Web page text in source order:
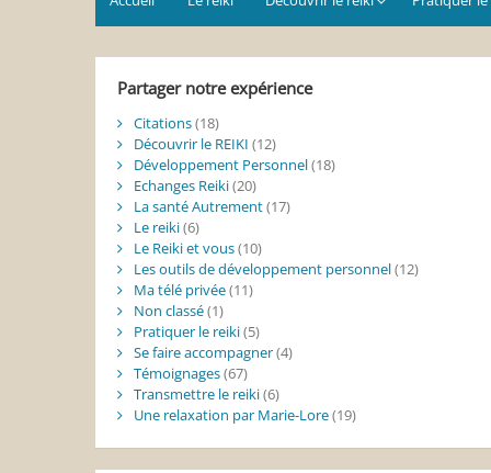
Partager notre expérience
Citations(18)
Découvrir le REIKI (12)
Développement Personnel(18)
Echanges Reiki(20)
La santé Autrement(17)
Le reiki(6)
Le Reiki et vous(10)
Les outils de développement personnel(12)
Ma télé privée(11)
Non classé(1)
Pratiquer le reiki(5)
Se faire accompagner(4)
Témoignages(67)
Transmettre le reiki(6)
Une relaxation par Marie-Lore(19)